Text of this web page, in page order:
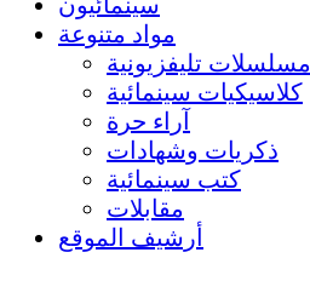
مواد متنوعة
مسلسلات تليفزيونية
كلاسيكيات سينمائية
آراء حرة
ذكريات وشهادات
كتب سينمائية
مقابلات
أرشيف الموقع